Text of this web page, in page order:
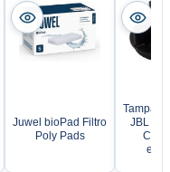
Juwel bioPad Filtro
Poly Pads
Tampa
JBL